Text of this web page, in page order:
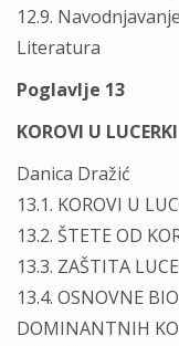
12.9.
Literatura
Poglavlje 13
KOROVI U LUCERKI
Danica Dražić
13.1. KOROVI U
13.2. ŠTETE OD
13.3. ZAŠTITA
13.4. OSNOVNE
DOMINANTNIH